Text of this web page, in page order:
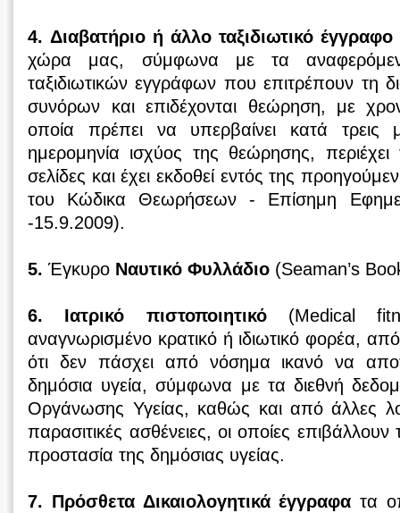
4. Διαβατήριο ή άλλο ταξιδιωτικό έγγραφο
χώρα μας, σύμφωνα με τα
ταξιδιωτικών εγγράφων που επιτρέπουν τη
συνόρων και επιδέχονται θεώρηση, με
οποία πρέπει να υπερβαίνει κατά τρεις
ημερομηνία ισχύος της θεώρησης, περιέχει
σελίδες και έχει εκδοθεί εντός της
του Κώδικα Θεωρήσεων - Επίσημη
-15.9.2009).
5. Έγκυρο Ναυτικό Φυλλάδιο (Seaman’s
6. Ιατρικό πιστοποιητικό(Medical
αναγνωρισμένο κρατικό ή ιδιωτικό φορέα,
ότι δεν πάσχει από νόσημα ικανό να
δημόσια υγεία, σύμφωνα με τα διεθνή
Οργάνωσης Υγείας, καθώς και από άλλες
παρασιτικές ασθένειες, οι οποίες
προστασία της δημόσιας υγείας.
7. Πρόσθετα Δικαιολογητικά έγγραφα τα